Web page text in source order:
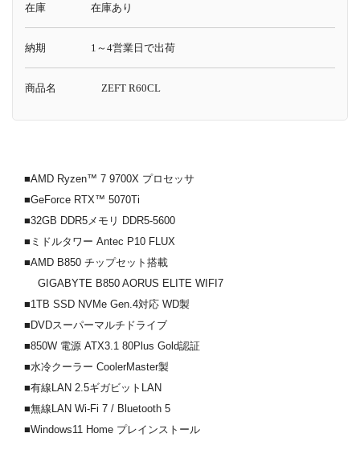
在庫 在庫あり
納期 1～4営業日で出荷
商品名 ZEFT R60CL
■AMD Ryzen™ 7 9700X プロセッサ
■GeForce RTX™ 5070Ti
■32GB DDR5メモリ DDR5-5600
■ミドルタワー Antec P10 FLUX
■AMD B850 チップセット搭載
GIGABYTE B850 AORUS ELITE WIFI7
■1TB SSD NVMe Gen.4対応 WD製
■DVDスーパーマルチドライブ
■850W 電源 ATX3.1 80Plus Gold認証
■水冷クーラー CoolerMaster製
■有線LAN 2.5ギガビットLAN
■無線LAN Wi-Fi 7 / Bluetooth 5
■Windows11 Home プレインストール